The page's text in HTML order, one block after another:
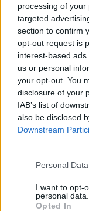
processing of
targeted
section to confirm
opt-out request is
interest-based
us or personal
your opt-out. You
disclosure of your
IAB’s list of
also be disclosed
Downstream
Personal
I want to opt-
personal data.
Opted In